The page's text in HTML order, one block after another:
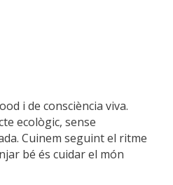
i de consciència viva.
ecològic, sense
Cuinem seguint el ritme
bé és cuidar el món